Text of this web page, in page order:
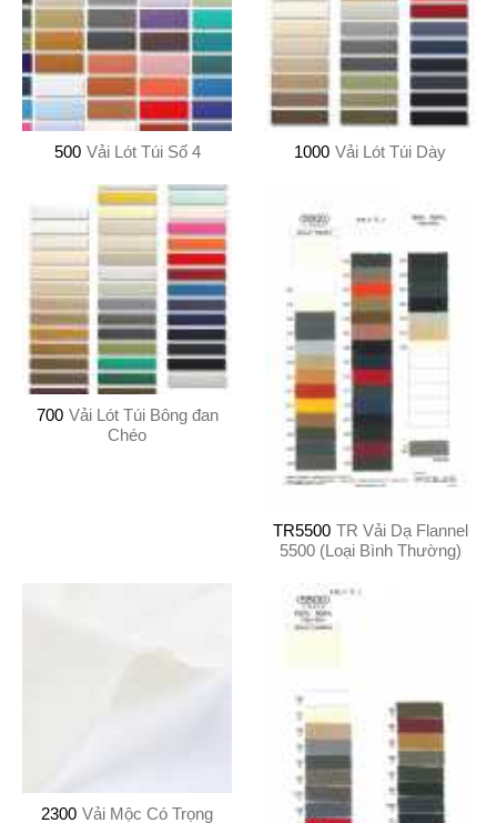
500 Vải Lót Túi Số 4 1000 Vải Lót Túi Dày
700 Vải Lót Túi Bông đan
Chéo
TR5500 TR Vải Dạ Flannel
5500 (Loại Bình Thường)
2300 Vải Mộc Có Trọng